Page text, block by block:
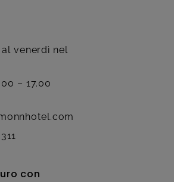
venerdì nel
– 17.00
con